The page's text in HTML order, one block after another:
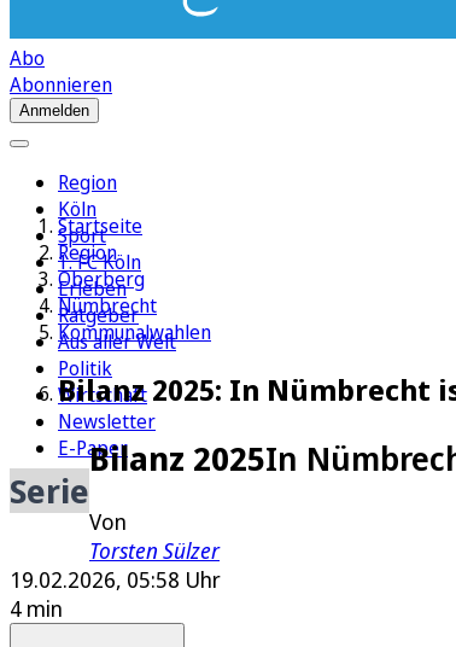
Abo
Abonnieren
Anmelden
Region
Köln
Sport
1. FC Köln
Erleben
Ratgeber
Aus aller Welt
Politik
Wirtschaft
Newsletter
E-Paper
Startseite
Region
Oberberg
Nümbrecht
Kommunalwahlen
Bilanz 2025: In Nümbrecht
Serie
Bilanz 2025In
Von
Torsten Sülzer
19.02.2026, 05:58 Uhr
4 min